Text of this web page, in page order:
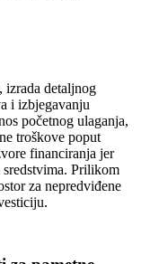
izrada detaljnog
i izbjegavanju
početnog ulaganja,
troškove poput
financiranja jer
Prilikom
za nepredviđene